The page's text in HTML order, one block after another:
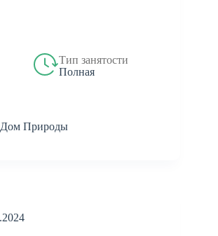
Тип занятости
Полная
Природы